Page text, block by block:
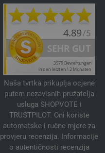
Naša tvrtka prikuplja ocjene
putem nezavisnih pružatelja
usluga SHOPVOTE i
TRUSTPILOT. Oni koriste
automatske i ručne mjere za
provjeru recenzija. Informacije
o autentičnosti recenzija